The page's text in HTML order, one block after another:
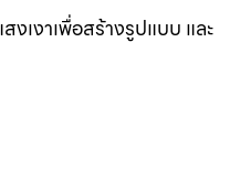
เงาเพื่อสร้างรูปแบบ และ